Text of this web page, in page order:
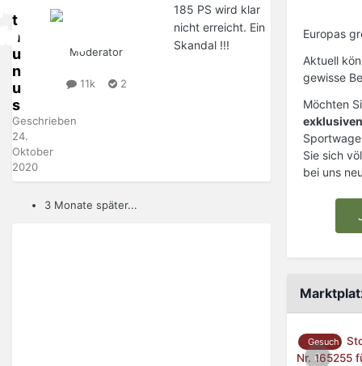
t
a
u
n
u
s
Geschrieben
24.
Oktober
2020
Moderator
11k 2
185 PS wird klar
nicht erreicht. Ein
Skandal !!!
3 Monate später...
Europas
Aktuell
gewisse
Möchten
Sie sich
bei uns
0
Gesuch
Nr. 165255